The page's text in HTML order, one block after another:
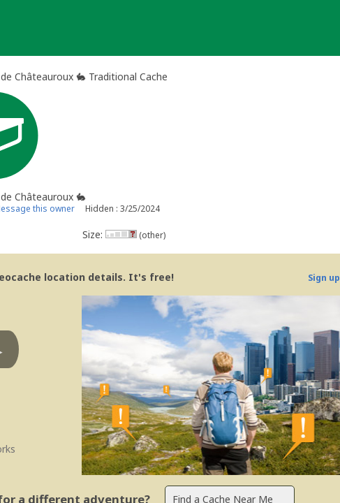
Châteauroux 🐇 Traditional Cache
Châteauroux 🐇
this owner Hidden : 3/25/2024
Size: (other)
location details. It's free! Sign up
a different adventure?